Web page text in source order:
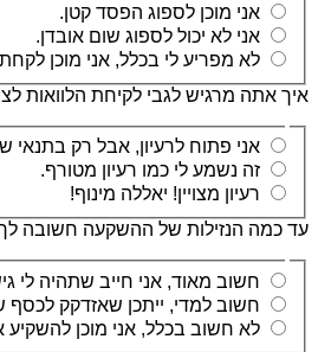
אני מוכן לספוג הפסד קטן.
אני לא יכול לספוג שום אובדן.
לא מפריע לי בכלל, אני מוכן לקחת
איך אתה מרגיש לגבי לקיחת הלוואות
אני פתוח לרעיון, אבל רק
זה נשמע לי כמו רעיון מטורף.
רעיון מצויין! יאללה מינוף!
עד כמה הנזילות של ההשקעה חשובה
חשוב מאוד, אני חייב שתהיה לי
חשוב למדי, ייתכן שאזדקק לכסף
לא חשוב בכלל, אני מוכן